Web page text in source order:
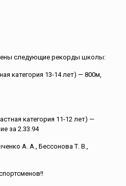
следующие рекорды школы:
категория 13-14 лет) — 800м,
категория 11-12 лет) —
за 2.33.94
А. А., Бессонова Т. В.,